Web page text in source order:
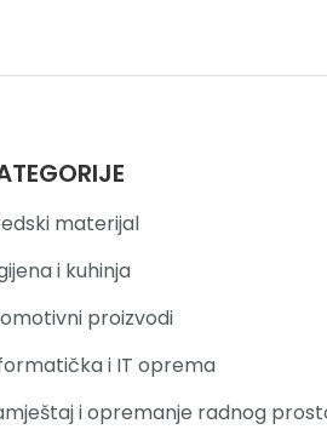
materijal
i kuhinja
proizvodi
i IT oprema
i opremanje radnog